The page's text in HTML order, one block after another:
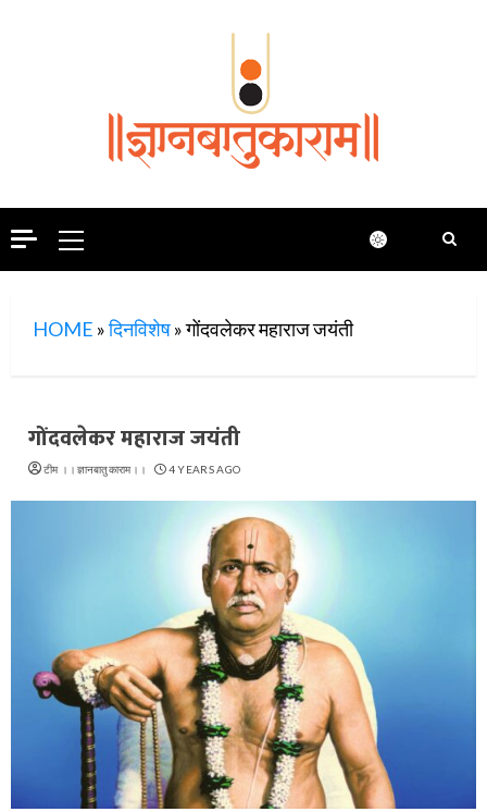
Primary
Menu
HOME »दिनविशेष»गोंदवलेकर महाराज जयंती
गोंदवलेकर महाराज जयंती
टीम ।।ज्ञानबातुकाराम।। 4 YEARS AGO